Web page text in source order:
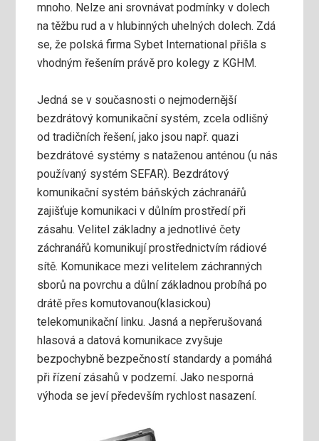
mnoho. Nelze ani srovnávat podmínky v dolech
na těžbu rud a v hlubinných uhelných dolech. Zdá
se, že polská firma Sybet International přišla s
vhodným řešením právě pro kolegy z KGHM.
Jedná se v současnosti o nejmodernější
bezdrátový komunikační systém, zcela odlišný
od tradičních řešení, jako jsou např. quazi
bezdrátové systémy s nataženou anténou (u nás
používaný systém SEFAR). Bezdrátový
komunikační systém báňských záchranářů
zajišťuje komunikaci v důlním prostředí při
zásahu. Velitel základny a jednotlivé čety
záchranářů komunikují prostřednictvím rádiové
sítě. Komunikace mezi velitelem záchranných
sborů na povrchu a důlní základnou probíhá po
drátě přes komutovanou(klasickou)
telekomunikační linku. Jasná a nepřerušovaná
hlasová a datová komunikace zvyšuje
bezpochybně bezpečností standardy a pomáhá
při řízení zásahů v podzemí. Jako nesporná
výhoda se jeví především rychlost nasazení.